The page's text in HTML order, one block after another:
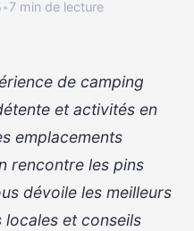
•7 min de lecture
de camping
et activités en
emplacements
rencontre les pins
dévoile les meilleurs
et conseils